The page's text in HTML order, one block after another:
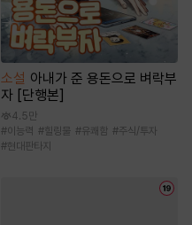
소설 아내가 준 용돈으로 벼락부
자 [단행본]
4.5만
#이능력 #힐링물 #유쾌함 #주식/투자
#현대판타지